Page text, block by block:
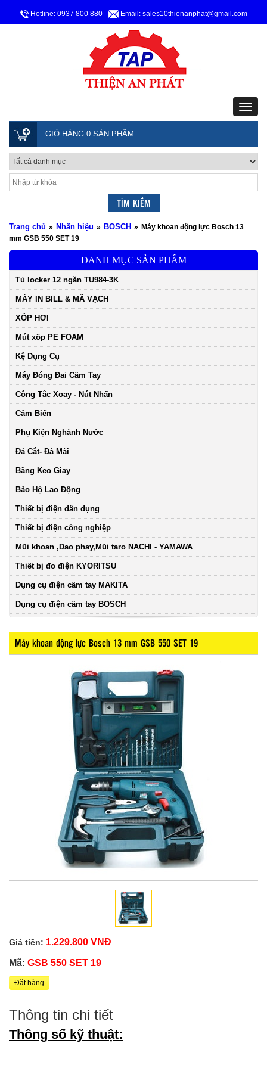
Hotline: 0937 800 880 - Email: sales10thienanphat@gmail.com
GIỎ HÀNG 0 SẢN PHẨM
Trang chủ » Nhãn hiệu » BOSCH » Máy khoan động lực Bosch 13
mm GSB 550 SET 19
DANH MỤC SẢN PHẨM
Tủ locker 12 ngăn TU984-3K
MÁY IN BILL & MÃ VẠCH
XỐP HƠI
Mút xốp PE FOAM
Kệ Dụng Cụ
Máy Đóng Đai Cầm Tay
Công Tắc Xoay - Nút Nhấn
Cảm Biến
Phụ Kiện Nghành Nước
Đá Cắt- Đá Mài
Băng Keo Giay
Bảo Hộ Lao Động
Thiết bị điện dân dụng
Thiết bị điện công nghiệp
Mũi khoan ,Dao phay,Mũi taro NACHI - YAMAWA
Thiết bị đo điện KYORITSU
Dụng cụ điện cầm tay MAKITA
Dụng cụ điện cầm tay BOSCH
Máy khoan động lực Bosch 13 mm GSB 550 SET 19
Giá tiền: 1.229.800 VNĐ
Mã: GSB 550 SET 19
Đặt hàng
Thông tin chi tiết
Thông số kỹ thuật: